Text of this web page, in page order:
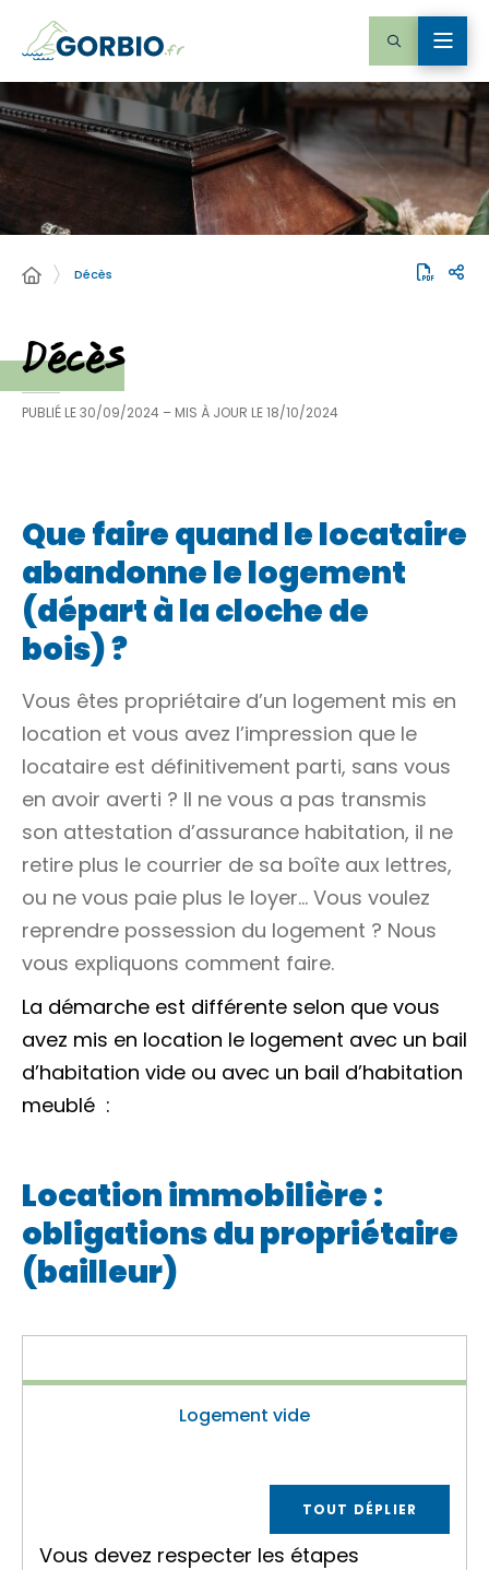
Décès
Décès
PUBLIÉ LE30/09/2024 – MIS À JOUR LE18/10/2024
Que faire quand le locataire
abandonne le logement
(départ à la cloche de
bois) ?
Vous êtes propriétaire d’un logement mis en
location et vous avez l’impression que le
locataire est définitivement parti, sans vous
en avoir averti ? Il ne vous a pas transmis
son attestation d’assurance habitation, il ne
retire plus le courrier de sa boîte aux lettres,
ou ne vous paie plus le loyer… Vous voulez
reprendre possession du logement ? Nous
vous expliquons comment faire.
La démarche est différente selon que vous
avez mis en location le logement avec un bail
d’habitation vide ou avec un bail d’habitation
meublé :
Location immobilière :
obligations du propriétaire
(bailleur)
Logement vide
TOUT DÉPLIER
Vous devez respecter les étapes